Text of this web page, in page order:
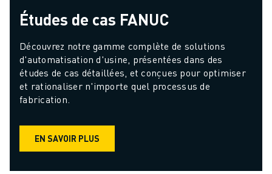
Études de cas FANUC
Découvrez notre gamme complète de solutions
d'automatisation d'usine, présentées dans des
études de cas détaillées, et conçues pour optimiser
et rationaliser n'importe quel processus de
fabrication.
EN SAVOIR PLUS